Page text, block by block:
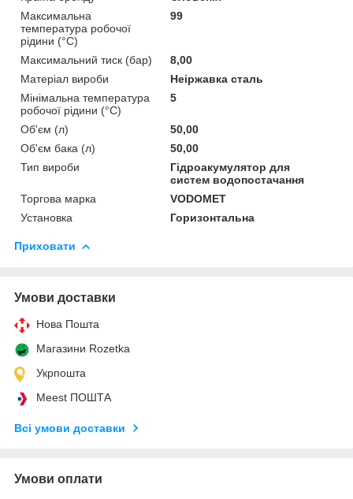
Максимальна
температура робочої
рідини (°C)
99
Максимальний тиск (бар)
8,00
Матеріал вироби
Неіржавка сталь
Мінімальна температура
робочої рідини (°C)
5
Об'єм (л)
50,00
Об'єм бака (л)
50,00
Тип вироби
Гідроакумулятор для
систем водопостачання
Торгова марка
VODOMET
Установка
Горизонтальна
Приховати
Умови доставки
Нова Пошта
Магазини Rozetka
Укрпошта
Meest ПОШТА
Всі умови доставки
Умови оплати